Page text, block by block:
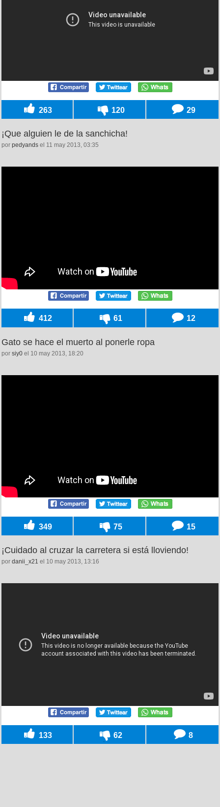
263 120 29
¡Que alguien le de la sanchicha!
por pedyands el 11 may 2013, 03:35
412 61 12
Gato se hace el muerto al ponerle ropa
por siy0 el 10 may 2013, 18:20
349 75 15
¡Cuidado al cruzar la carretera si está lloviendo!
por danii_x21 el 10 may 2013, 13:16
133 62 8